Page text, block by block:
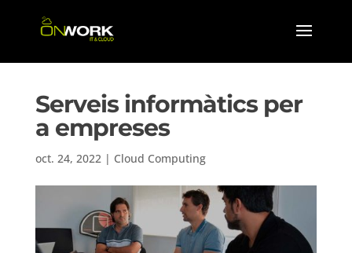
Serveis informàtics per
a empreses
oct. 24, 2022| Cloud Computing